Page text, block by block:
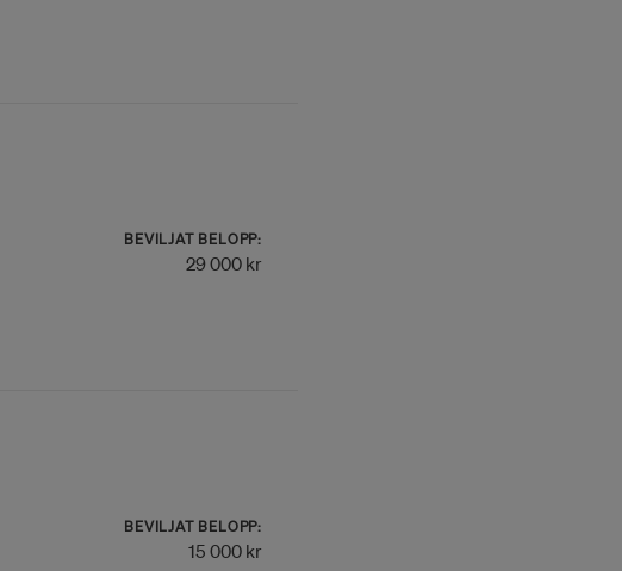
BEVILJAT BELOPP:
29 000 kr
BEVILJAT BELOPP:
15 000 kr